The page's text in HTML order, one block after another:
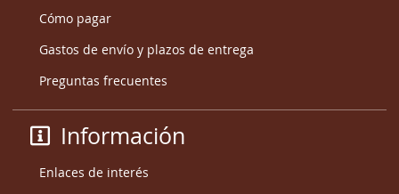
Cómo pagar
Gastos de envío y plazos de entrega
Preguntas frecuentes
Información
Enlaces de interés